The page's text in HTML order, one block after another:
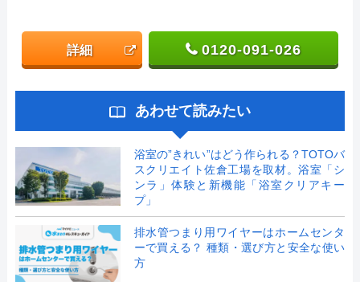
詳細 0120-091-026
あわせて読みたい
浴室の”きれい”はどう作られる？TOTOバ
スクリエイト佐倉工場を取材。浴室「シ
ンラ」体験と新機能「浴室クリアキー
プ」
排水管つまり用ワイヤーはホームセンタ
ーで買える？ 種類・選び方と安全な使い
方